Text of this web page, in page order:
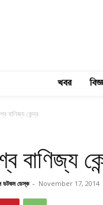
খবর
বাণিজ্য কেন্দ্র
বাণিজ্য
ডটকম ডেস্ক - November 17, 2014